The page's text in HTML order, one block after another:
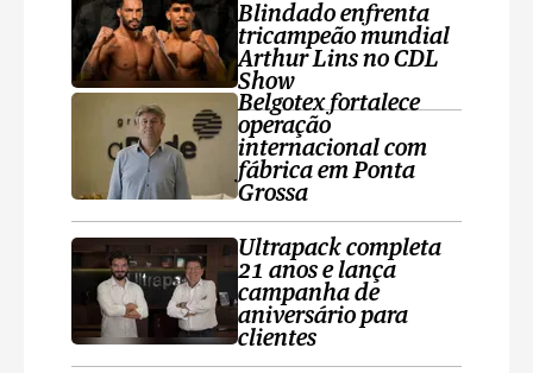
Blindado enfrenta
tricampeão mundial
Arthur Lins no CDL
Show
Belgotex fortalece
operação
internacional com
fábrica em Ponta
Grossa
Ultrapack completa
21 anos e lança
campanha de
aniversário para
clientes